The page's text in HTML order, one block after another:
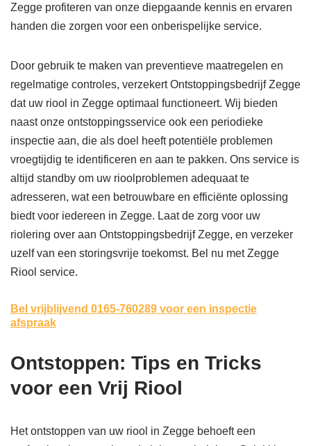
Zegge profiteren van onze diepgaande kennis en ervaren
handen die zorgen voor een onberispelijke service.
Door gebruik te maken van preventieve maatregelen en
regelmatige controles, verzekert Ontstoppingsbedrijf Zegge
dat uw riool in Zegge optimaal functioneert. Wij bieden
naast onze ontstoppingsservice ook een periodieke
inspectie aan, die als doel heeft potentiële problemen
vroegtijdig te identificeren en aan te pakken. Ons service is
altijd standby om uw rioolproblemen adequaat te
adresseren, wat een betrouwbare en efficiënte oplossing
biedt voor iedereen in Zegge. Laat de zorg voor uw
riolering over aan Ontstoppingsbedrijf Zegge, en verzeker
uzelf van een storingsvrije toekomst. Bel nu met Zegge
Riool service.
Bel vrijblijvend 0165-760289 voor een inspectie
afspraak
Ontstoppen: Tips en Tricks
voor een Vrij Riool
Het ontstoppen van uw riool in Zegge behoeft een